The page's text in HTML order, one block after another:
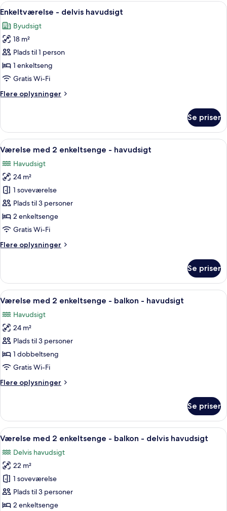
enkeltsenge
delvis
havudsigt
Indlæs
alle
billeder
af
Enkeltværelse
-
delvis
Et hotelværelse med seng,
7
Enkeltværelse - delvis havudsigt
Byudsigt
18 m²
Plads til 1 person
1 enkeltseng
Gratis Wi-Fi
Flere oplysninger
Flere
-
delvis
havudsigt
Se priser
Indlæs
alle
billeder
af
Værelse
med
2
enkeltsenge
havudsigt
Et hotelværelse med en seng, et
9
Værelse med 2 enkeltsenge - havudsigt
Havudsigt
24 m²
1 soveværelse
Plads til 3 personer
2 enkeltsenge
Gratis Wi-Fi
Flere oplysninger
Flere
med
enkeltsenge
havudsigt
Se priser
Indlæs
alle
billeder
af
Værelse
med
2
-
havudsigt
En pænt redt seng med pude med
7
Værelse med 2 enkeltsenge - balkon - havudsigt
Havudsigt
24 m²
Plads til 3 personer
1 dobbeltseng
Gratis Wi-Fi
Flere oplysninger
Flere
med
enkeltsenge
balkon
havudsigt
Se priser
Indlæs
alle
billeder
af
Værelse
med
2
Et hotelværelse med seng,
6
Værelse med 2 enkeltsenge - balkon - delvis havudsigt
Delvis havudsigt
22 m²
1 soveværelse
Plads til 3 personer
2 enkeltsenge